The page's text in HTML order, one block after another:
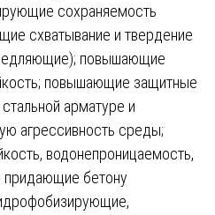
сохраняемость
схватывание и твердение
повышающие
повышающие защитные
арматуре и
агрессивность среды;
водонепроницаемость,
придающие бетону